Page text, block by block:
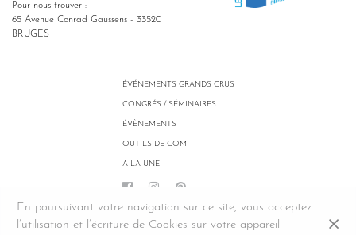
Pour nous trouver :
65 Avenue Conrad Gaussens - 33520
BRUGES
ÉVÉNEMENTS GRANDS CRUS
CONGRÉS / SÉMINAIRES
ÉVÈNEMENTS
OUTILS DE COM
A LA UNE
NOS CGV
- Conception et Réalisation
En poursuivant votre navigation sur ce site, vous acceptez
l’utilisation et l’écriture de Cookies sur votre appareil